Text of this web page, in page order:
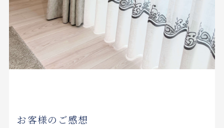
お客様のご感想